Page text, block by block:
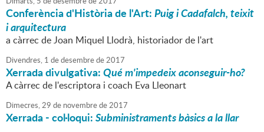
Conferència d'Història de l'Art:Puig i Cadafalch, teixit
i arquitectura
a càrrec de Joan Miquel Llodrà, historiador de l'art
Divendres, 1 dedesembrede2017
Xerrada divulgativa:Qué m'impedeix aconseguir-ho?
A càrrec de l'escriptora i coach Eva Lleonart
Dimecres,29 de novembrede2017
Xerrada - col·loqui:Subministraments bàsics a la llar